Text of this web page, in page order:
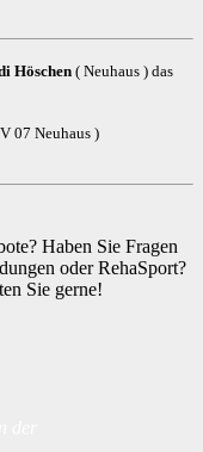
Höschen ( Neuhaus ) das
07 Neuhaus )
Haben Sie Fragen
oder RehaSport?
Sie gerne!